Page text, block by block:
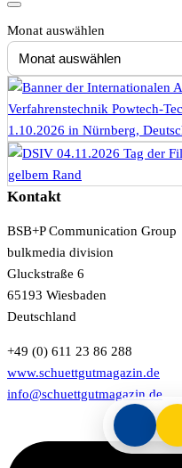
Monat auswählen
Kontakt
BSB+P Communication Group
bulkmedia division
Gluckstraße 6
65193 Wiesbaden
Deutschland
+49 (0) 611 23 86 288
www.schuettgutmagazin.de
info@schuettgutmagazin.de